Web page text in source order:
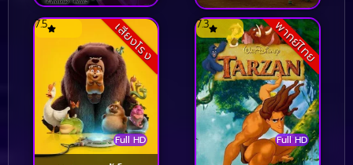
การยุทธ์บทใหม่ กันดั้ม
วิง เอนด์เลส วอลซ์
(1998)เสียงโรง
Full HD
7.5 พากย์ไทย
Full HD
7.3